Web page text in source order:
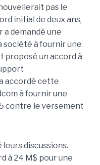
pas le
initial de deux ans,
a demandé une
à fournir une
proposé un accord à
accordé cette
à fournir une
contre le versement
discussions.
à 24 M$ pour une